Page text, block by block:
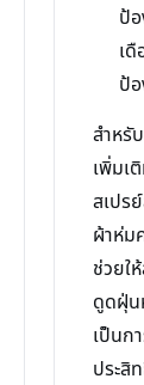
ป้
เ
ป้
สำหรั
เพิ่มเ
สเปร
ผ้าห่ม
ช่วยใ
ดูดฝุ่น
เป็นก
ประสิ